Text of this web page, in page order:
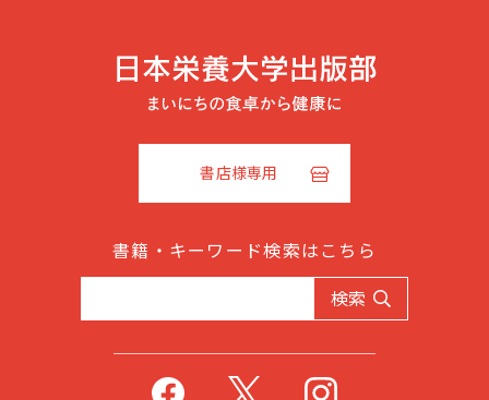
書店様専用
書籍・キーワード検索はこちら
検索